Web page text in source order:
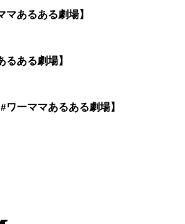
あるある劇場】
ある劇場】
ーママあるある劇場】